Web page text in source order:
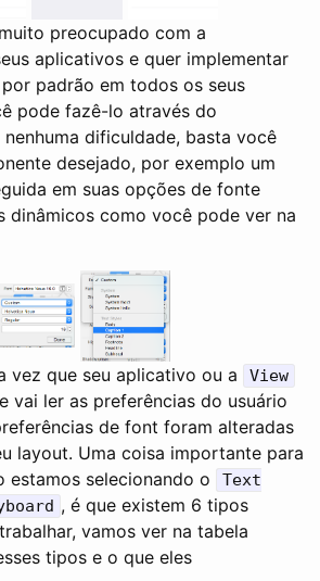
preocupado com a
aplicativos e quer implementar
por padrão em todos os seus
pode fazê-lo através do
nenhuma dificuldade, basta você
desejado, por exemplo um
em suas opções de fonte
dinâmicos como você pode ver na
vez que seu aplicativo ou a View
vai ler as preferências do usuário
de font foram alteradas
layout. Uma coisa importante para
estamos selecionando o
Text
, é que existem 6 tipos
vamos ver na tabela
tipos e o que eles